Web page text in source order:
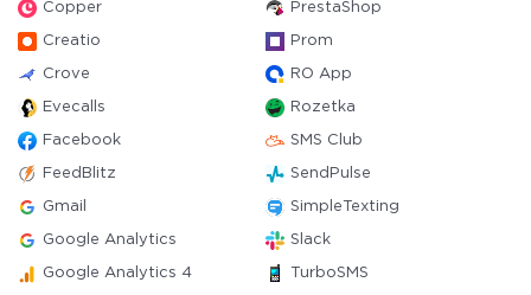
Copper PrestaShop
Creatio Prom
Crove RO App
Evecalls Rozetka
Facebook SMS Club
FeedBlitz SendPulse
Gmail SimpleTexting
Google Analytics Slack
Google Analytics 4 TurboSMS